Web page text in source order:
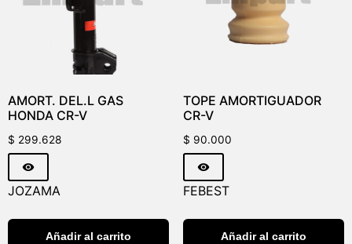
AMORT. DEL.L GAS
HONDA CR-V
$ 299.628
JOZAMA
Añadir al carrito
TOPE AMORTIGUADOR
CR-V
$ 90.000
FEBEST
Añadir al carrito